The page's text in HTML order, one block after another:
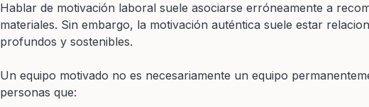
Hablar de motivación laboral suele asociarse erróneamente a
materiales. Sin embargo, la motivación auténtica suele estar
profundos y sostenibles.
Un equipo motivado no es necesariamente un equipo
personas que: